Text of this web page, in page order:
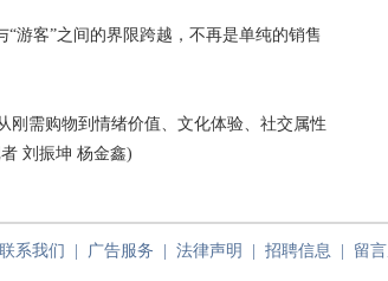
客”之间的界限跨越，不再是单纯的销售
需购物到情绪价值、文化体验、社交属性
刘振坤 杨金鑫)
联系我们 广告服务 法律声明 招聘信息 留